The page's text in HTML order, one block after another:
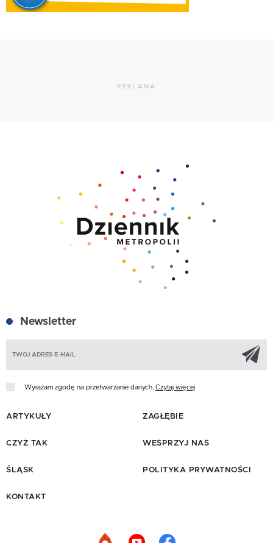
REKLAMA
Newsletter
Wyrażam zgodę na przetwarzanie danych. Czytaj więcej
ARTYKUŁY
CZYŻ TAK
ŚLĄSK
ZAGŁĘBIE
WESPRZYJ NAS
POLITYKA PRYWATNOŚCI
KONTAKT